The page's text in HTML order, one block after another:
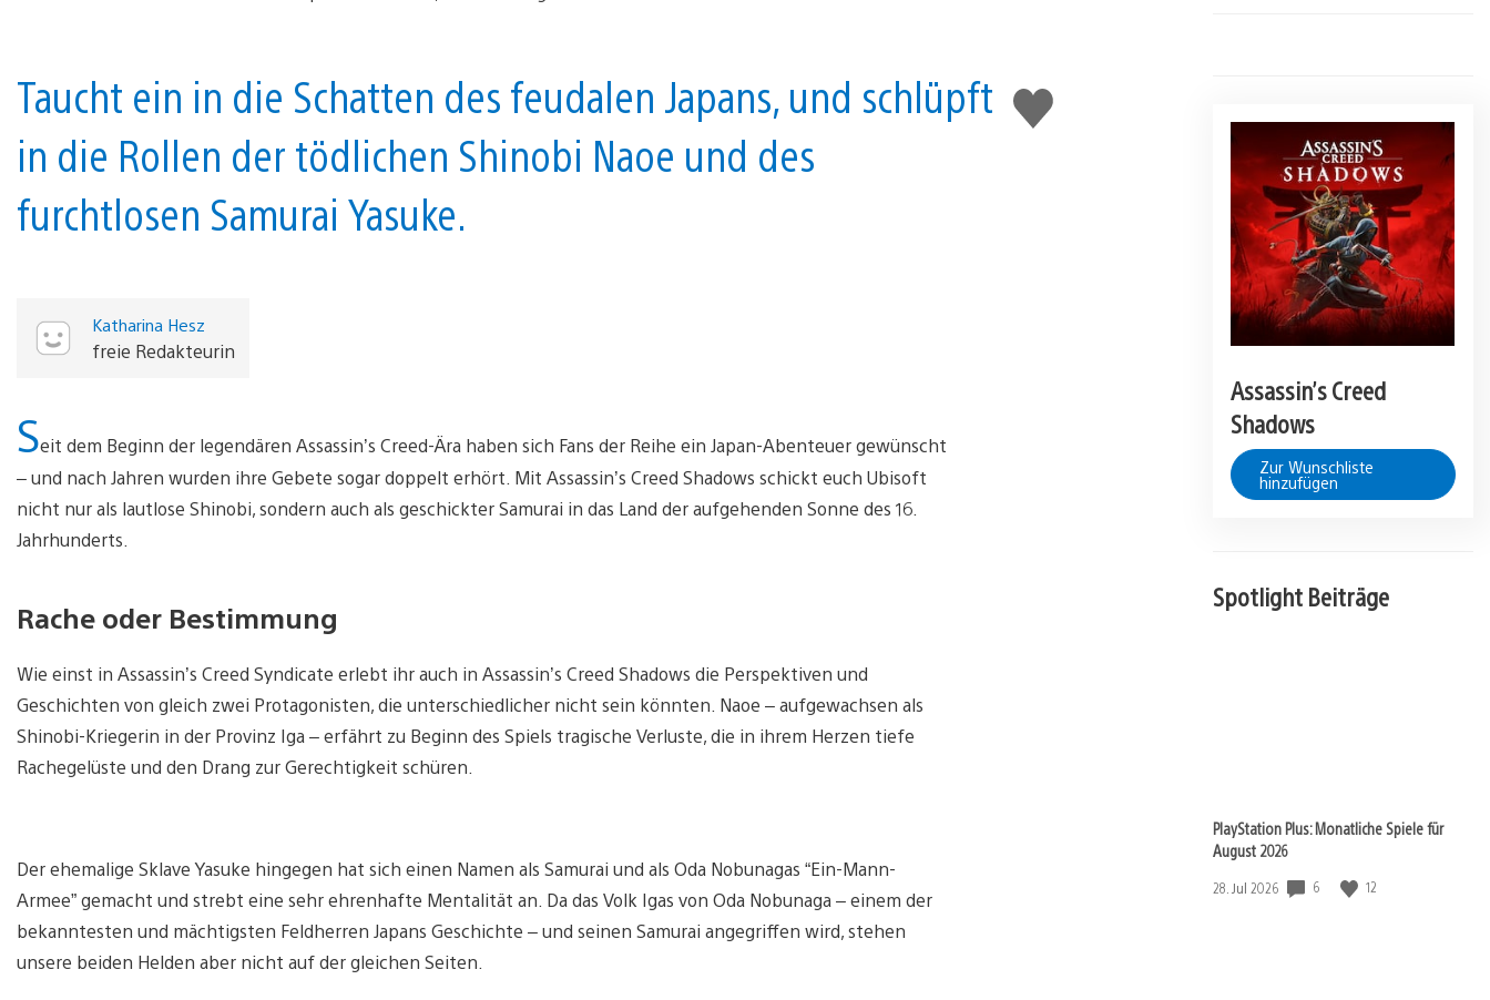
Gefällt
mir
Taucht ein in die Schatten des feudalen Japans, und schlüpft
in die Rollen der tödlichen Shinobi Naoe und des
furchtlosen Samurai Yasuke.
Katharina Hesz
freie Redakteurin
Seit dem Beginn der legendären Assassin’s Creed-Ära haben sich Fans der Reihe ein Japan-Abenteuer gewünscht
– und nach Jahren wurden ihre Gebete sogar doppelt erhört. Mit Assassin’s Creed Shadows schickt euch Ubisoft
nicht nur als lautlose Shinobi, sondern auch als geschickter Samurai in das Land der aufgehenden Sonne des 16.
Jahrhunderts.
Rache oder Bestimmung
Wie einst in Assassin’s Creed Syndicate erlebt ihr auch in Assassin’s Creed Shadows die Perspektiven und
Geschichten von gleich zwei Protagonisten, die unterschiedlicher nicht sein könnten. Naoe – aufgewachsen als
Shinobi-Kriegerin in der Provinz Iga – erfährt zu Beginn des Spiels tragische Verluste, die in ihrem Herzen tiefe
Rachegelüste und den Drang zur Gerechtigkeit schüren.
download
Der ehemalige Sklave Yasuke hingegen hat sich einen Namen als Samurai und als Oda Nobunagas “Ein-Mann-
Armee” gemacht und strebt eine sehr ehrenhafte Mentalität an. Da das Volk Igas von Oda Nobunaga – einem der
bekanntesten und mächtigsten Feldherren Japans Geschichte – und seinen Samurai angegriffen wird, stehen
unsere beiden Helden aber nicht auf der gleichen Seiten.
Assassin’s Creed
Shadows
Zur Wunschliste
hinzufügen
Spotlight Beiträge
PlayStation Plus: Monatliche Spiele für
August 2026
Veröffentlichungsdatum:
28. Jul 2026 6 12